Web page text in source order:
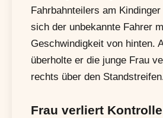
Fahrbahnteilers am
sich der unbekannte Fahrer
Geschwindigkeit von hinten.
überholte er die junge Frau
rechts über den
Frau verliert